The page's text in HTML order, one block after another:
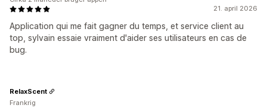
21. april 2026
Application qui me fait gagner du temps, et service client au
top, sylvain essaie vraiment d'aider ses utilisateurs en cas de
bug.
RelaxScent
Frankrig